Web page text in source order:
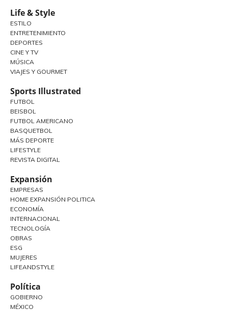
Life & Style
ESTILO
ENTRETENIMIENTO
DEPORTES
CINE Y TV
MÚSICA
VIAJES Y GOURMET
Sports Illustrated
FUTBOL
BEISBOL
FUTBOL AMERICANO
BASQUETBOL
MÁS DEPORTE
LIFESTYLE
REVISTA DIGITAL
Expansión
EMPRESAS
HOME EXPANSIÓN POLITICA
ECONOMÍA
INTERNACIONAL
TECNOLOGÍA
OBRAS
ESG
MUJERES
LIFEANDSTYLE
Política
GOBIERNO
MÉXICO